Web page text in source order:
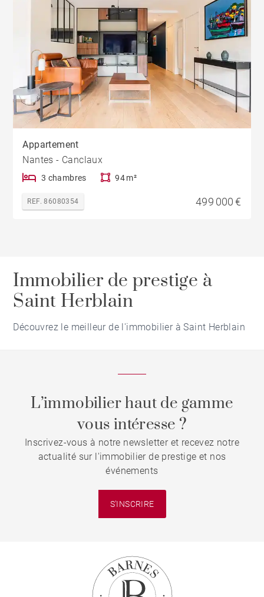
Appartement
Nantes - Canclaux
3 chambres 94 m²
REF. 86080354 499 000 €
Immobilier de prestige à
Saint Herblain
Découvrez le meilleur de l'immobilier à Saint Herblain
L’immobilier haut de gamme
vous intéresse ?
Inscrivez-vous à notre newsletter et recevez notre
actualité sur l'immobilier de prestige et nos
événements
S'INSCRIRE